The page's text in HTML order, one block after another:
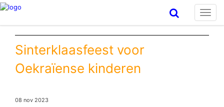
Sinterklaasfeest voor
Oekraïense kinderen
08 nov 2023